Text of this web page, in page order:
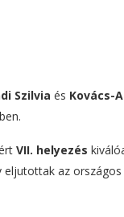
Szilvia és Kovács-
VII. helyezés
az